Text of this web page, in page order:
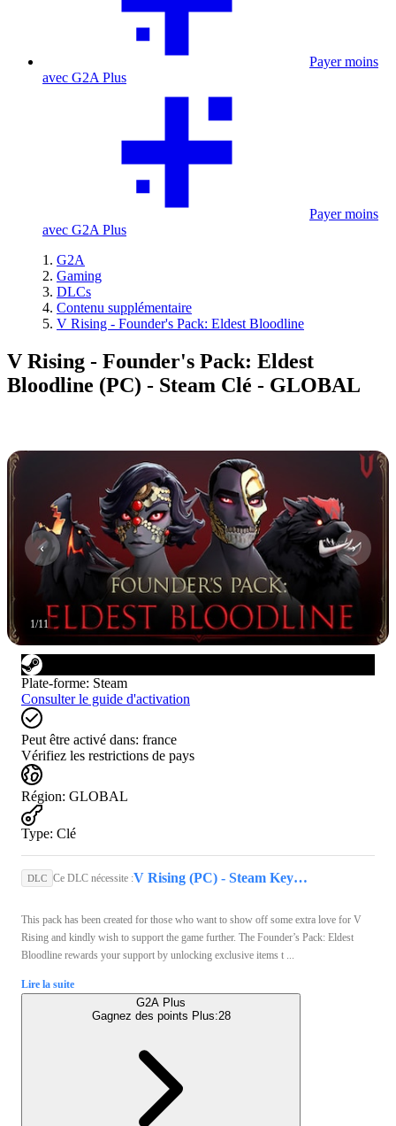
Payer moins
avec G2A Plus
Payer moins
avec G2A Plus
G2A
Gaming
DLCs
Contenu supplémentaire
V Rising - Founder's Pack: Eldest Bloodline
V Rising - Founder's Pack: Eldest
Bloodline (PC) - Steam Clé - GLOBAL
1/11
Plate-forme: Steam
Consulter le guide d'activation
Peut être activé dans: france
Vérifiez les restrictions de pays
Région: GLOBAL
Type: Clé
DLC Ce DLC nécessite : V Rising (PC) - Steam Key - GLOBAL
This pack has been created for those who want to show off some extra love for V
Rising and kindly wish to support the game further. The Founder’s Pack: Eldest
Bloodline rewards your support by unlocking exclusive items t ...
Lire la suite
G2A Plus
Gagnez des points Plus:28